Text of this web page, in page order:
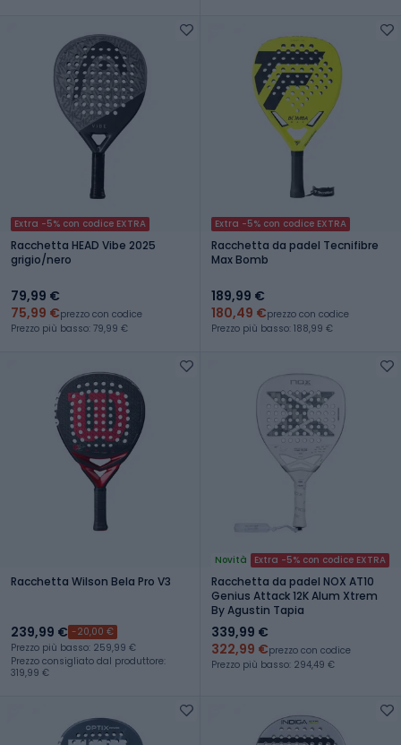
Extra -5% con codice EXTRA
Racchetta HEAD Vibe 2025
grigio/nero
79,99 €
75,99 €prezzo con codice
Prezzo più basso: 79,99 €
Extra -5% con codice EXTRA
Racchetta da padel Tecnifibre
Max Bomb
189,99 €
180,49 €prezzo con codice
Prezzo più basso: 188,99 €
Racchetta Wilson Bela Pro V3
239,99 € -20,00 €
Prezzo più basso: 259,99 €
Prezzo consigliato dal produttore:
319,99 €
Novità Extra -5% con codice EXTRA
Racchetta da padel NOX AT10
Genius Attack 12K Alum Xtrem
By Agustin Tapia
339,99 €
322,99 €prezzo con codice
Prezzo più basso: 294,49 €